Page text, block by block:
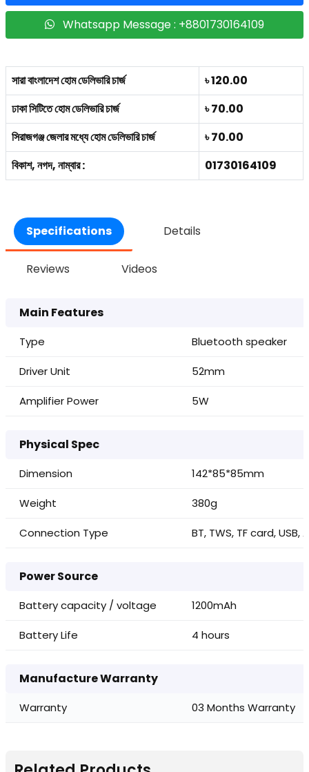
Whatsapp Message : +8801730164109
সারা বাংলাদেশ হোম ডেলিভারি চার্জ
৳ 120.00
ঢাকা সিটিতে হোম ডেলিভারি চার্জ
৳ 70.00
সিরাজগঞ্জ জেলার মধ্যে হোম ডেলিভারি চার্জ
৳ 70.00
বিকাশ, নগদ, নাম্বার :
01730164109
Specifications Details
Reviews Videos
Main Features
Type Bluetooth speaker
Driver Unit 52mm
Amplifier Power 5W
Physical Spec
Dimension 142*85*85mm
Weight 380g
Connection Type BT, TWS, TF card, USB,
Power Source
Battery capacity / voltage 1200mAh
Battery Life 4 hours
Manufacture Warranty
Warranty 03 Months Warranty